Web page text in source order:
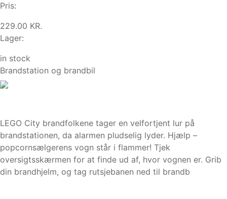
Pris:
229.00 KR.
Lager:
in stock
Brandstation og brandbil
LEGO City brandfolkene tager en velfortjent lur på
brandstationen, da alarmen pludselig lyder. Hjælp –
popcornsælgerens vogn står i flammer! Tjek
oversigtsskærmen for at finde ud af, hvor vognen er. Grib
din brandhjelm, og tag rutsjebanen ned til brandb